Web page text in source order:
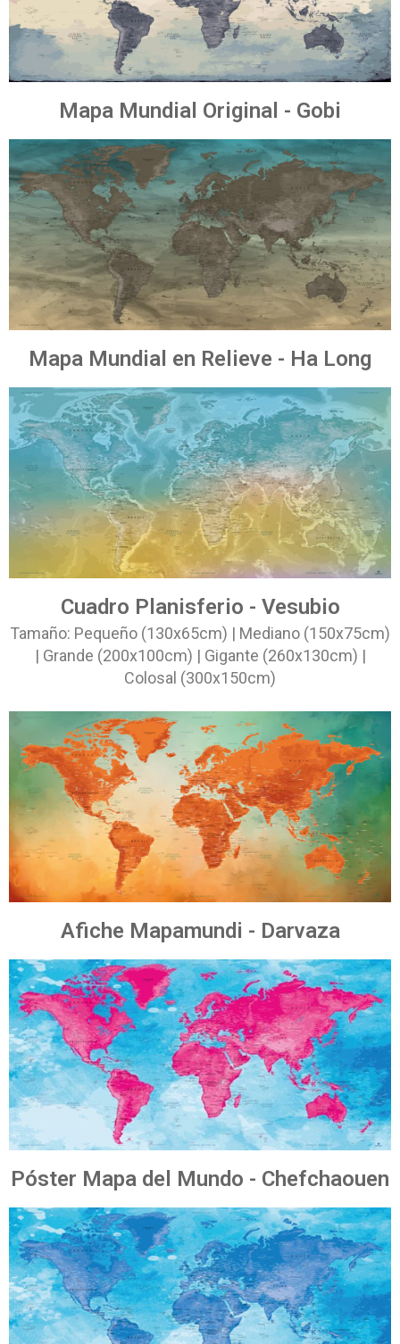
Mapa Mundial Original - Gobi
Mapa Mundial en Relieve - Ha Long
Cuadro Planisferio - Vesubio
Tamaño: Pequeño (130x65cm) | Mediano (150x75cm)
| Grande (200x100cm) | Gigante (260x130cm) |
Colosal (300x150cm)
Afiche Mapamundi - Darvaza
Póster Mapa del Mundo - Chefchaouen